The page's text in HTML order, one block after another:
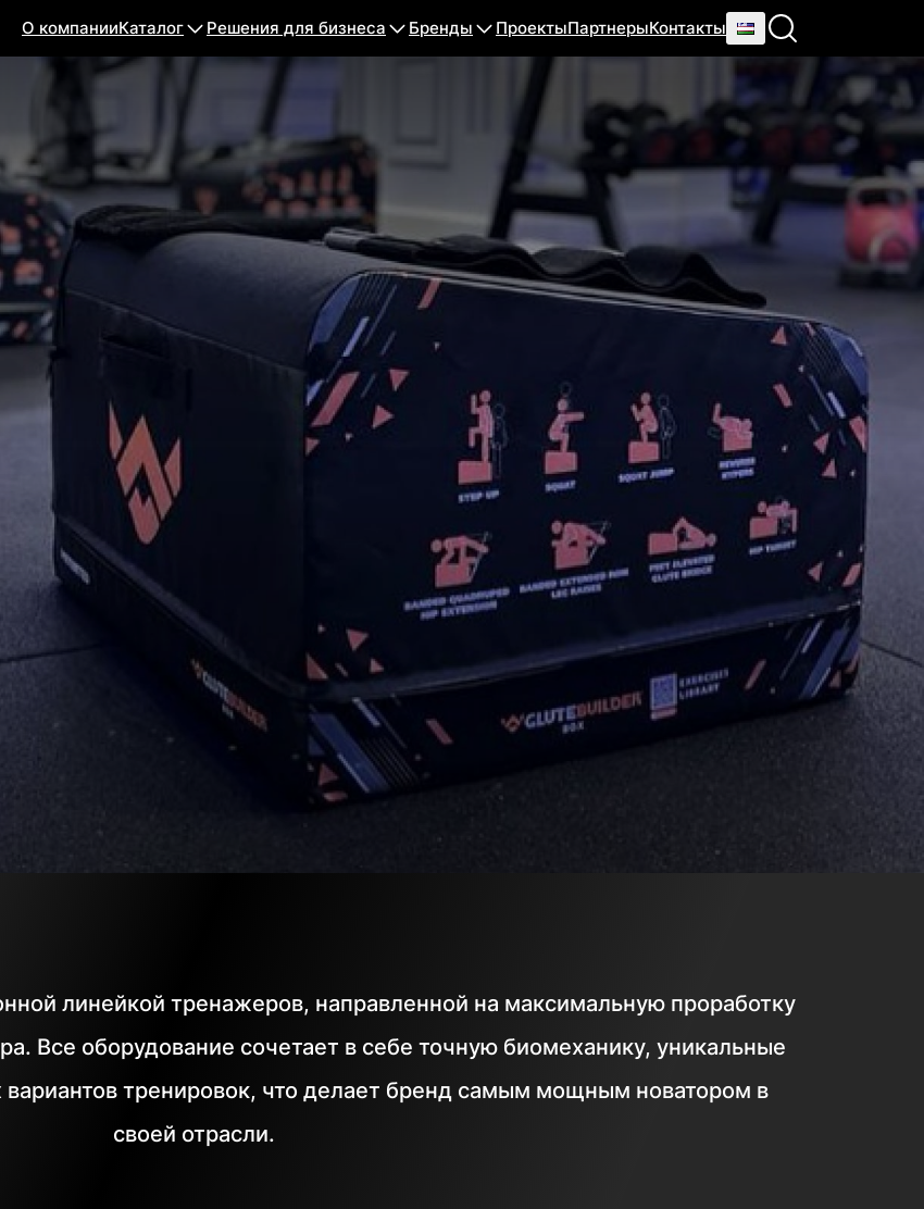
О компанииКаталог Решения для бизнеса Бренды ПроектыПартнерыКонтакты
линейкой тренажеров, направленной на максимальную проработку
Все оборудование сочетает в себе точную биомеханику, уникальные
тренировок, что делает бренд самым мощным новатором в
своей отрасли.